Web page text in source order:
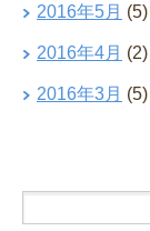
2016年5月 (5)
2016年4月 (2)
2016年3月 (5)